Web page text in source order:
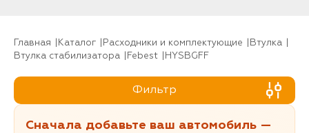
Главная Каталог Расходники и комплектующие
Втулка
Втулка стабилизатора
Febest HYSBGFF
Фильтр
Сначала добавьте ваш автомобиль —